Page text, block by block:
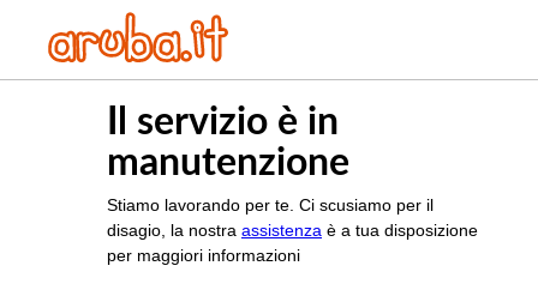
Il servizio è in
manutenzione
Stiamo lavorando per te. Ci scusiamo per il
disagio, la nostra assistenza è a tua disposizione
per maggiori informazioni